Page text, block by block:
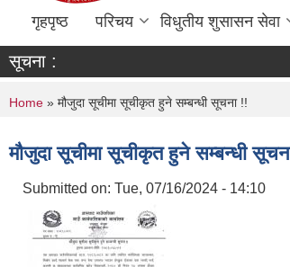
गृहपृष्ठ परिचय विधुतीय शुसासन सेवा
सूचना :
You are here
Home » मौजुदा सूचीमा सूचीकृत हुने सम्बन्धी सूचना !!
मौजुदा सूचीमा सूचीकृत हुने सम्बन्धी
Submitted on: Tue, 07/16/2024 - 14:10